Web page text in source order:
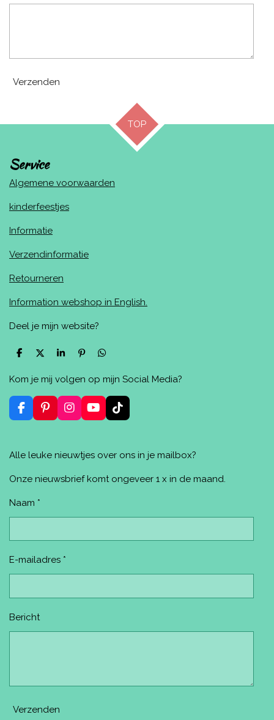
Verzenden
TOP
Service
Algemene voorwaarden
kinderfeestjes
Informatie
Verzendinformatie
Retourneren
Information webshop in English.
Deel je mijn website?
D
e
D
l
S
r
P
n
n
D
e
Kom je mij volgen op mijn Social Media?
F
a
b
o
P
i
e
e
I
n
a
r
Y
o
u
e
T
i
o
Alle leuke nieuwtjes over ons in je mailbox?
Onze nieuwsbrief komt ongeveer 1 x in de maand.
Naam *
E-mailadres *
Bericht
Verzenden